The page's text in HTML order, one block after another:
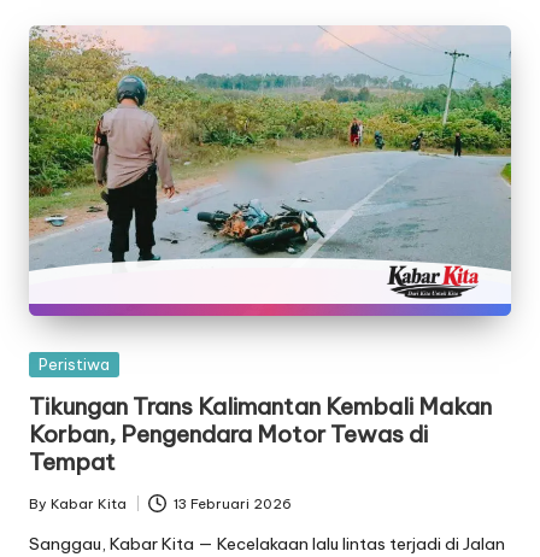
Posted
Peristiwa
Tikungan Trans Kalimantan Kembali Makan
Korban, Pengendara Motor Tewas di
Tempat
Posted
by
By Kabar Kita 13 Februari 2026
Sanggau, Kabar Kita — Kecelakaan lalu lintas terjadi di Jalan